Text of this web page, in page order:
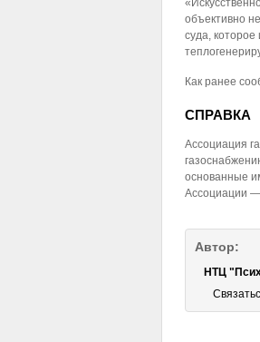
объективно
суда, которое
Как ранее
СПРАВКА
Ассоциация
основанные
Ассоциации
Автор:
НТЦ